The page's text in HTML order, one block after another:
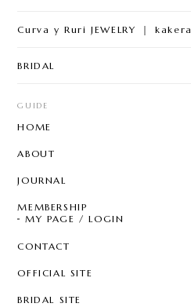
Curva y Ruri JEWELRY ｜ kakera
BRIDAL
GUIDE
HOME
ABOUT
JOURNAL
MEMBERSHIP
MY PAGE / LOGIN
CONTACT
OFFICIAL SITE
BRIDAL SITE